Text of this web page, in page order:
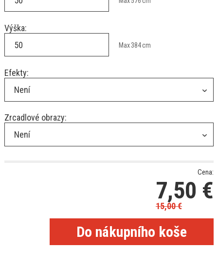
Výška:
Max384cm
Efekty:
Není
Zrcadlové obrazy:
Není
Cena:
7,50 €
15,00€